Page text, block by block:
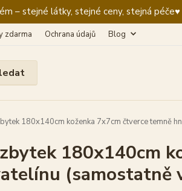
– stejné látky, stejné ceny, stejná péče♥️
zdarma Ochrana údajů Blog
180x140cm koženka 7x7cm čtverce temně
180x140cm
(samostatně